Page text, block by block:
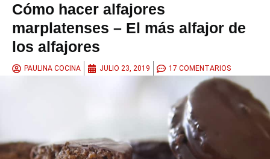
Cómo hacer alfajores
marplatenses – El más alfajor de
los alfajores
PAULINA COCINA JULIO 23, 2019 17 COMENTARIOS